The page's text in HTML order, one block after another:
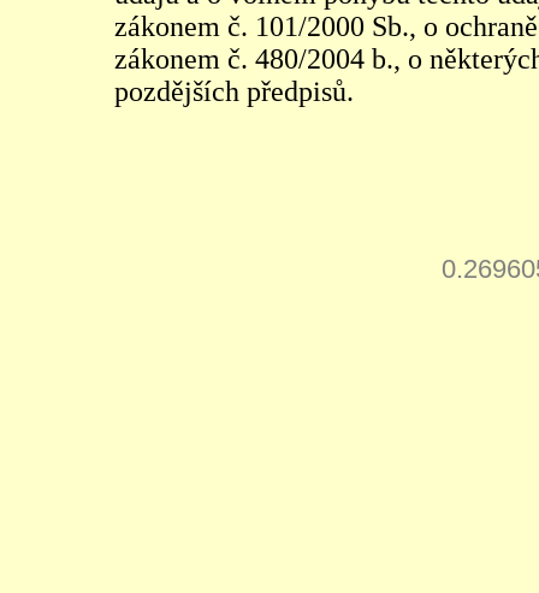
zákonem č. 101/2000 Sb., o
zákonem č. 480/2004 b., o
pozdějších předpisů.